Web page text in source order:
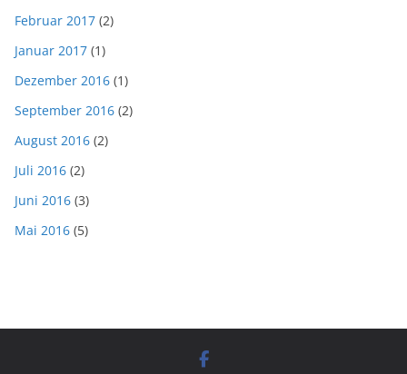
Februar 2017 (2)
Januar 2017 (1)
Dezember 2016 (1)
September 2016 (2)
August 2016 (2)
Juli 2016 (2)
Juni 2016 (3)
Mai 2016 (5)